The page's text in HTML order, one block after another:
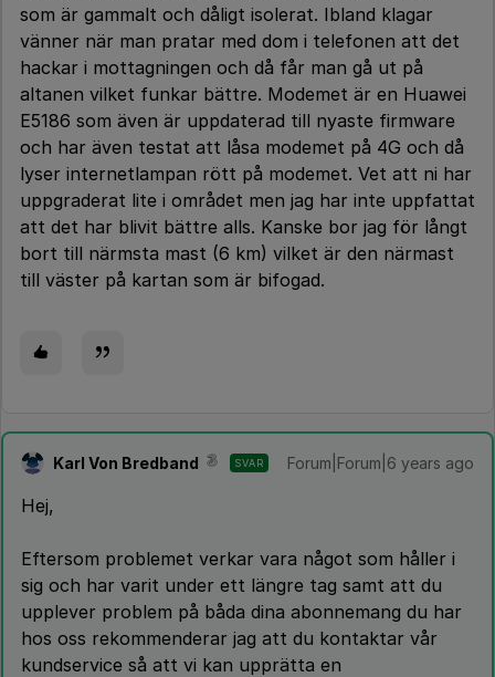
som är gammalt och dåligt isolerat. Ibland klagar
vänner när man pratar med dom i telefonen att det
hackar i mottagningen och då får man gå ut på
altanen vilket funkar bättre. Modemet är en Huawei
E5186 som även är uppdaterad till nyaste firmware
och har även testat att låsa modemet på 4G och då
lyser internetlampan rött på modemet. Vet att ni har
uppgraderat lite i området men jag har inte uppfattat
att det har blivit bättre alls. Kanske bor jag för långt
bort till närmsta mast (6 km) vilket är den närmast
till väster på kartan som är bifogad.
Karl Von Bredband SVAR Forum|Forum|6 years ago
Hej,
Eftersom problemet verkar vara något som håller i
sig och har varit under ett längre tag samt att du
upplever problem på båda dina abonnemang du har
hos oss rekommenderar jag att du kontaktar vår
kundservice så att vi kan upprätta en